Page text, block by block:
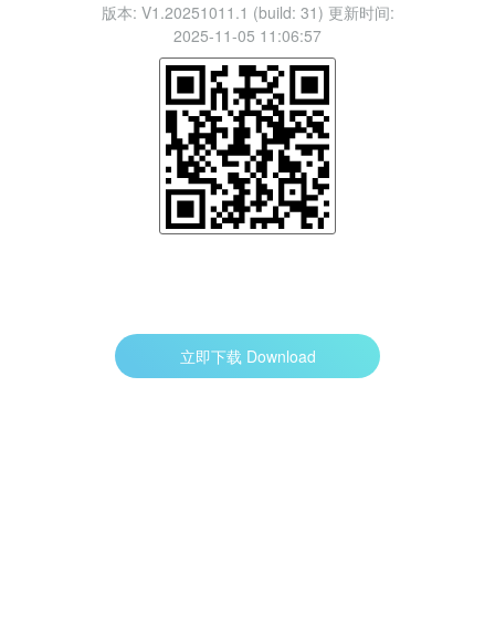
版本: V1.20251011.1 (build: 31) 更新时间:
2025-11-05 11:06:57
立即下载 Download